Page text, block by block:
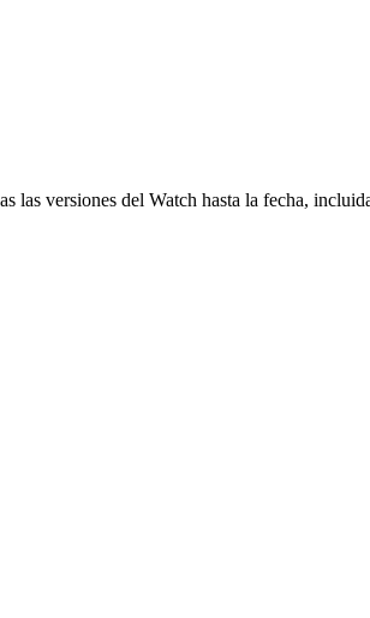
las versiones del Watch hasta la fecha,